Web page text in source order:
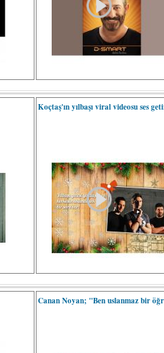
Koçtaş'ın yılbaşı viral videosu ses
Canan Noyan; "Ben uslanmaz bir